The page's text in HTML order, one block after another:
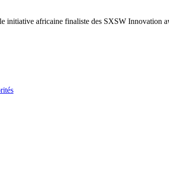
initiative africaine finaliste des SXSW